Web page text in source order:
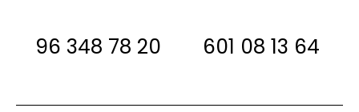
96 348 78 20 601 08 13 64